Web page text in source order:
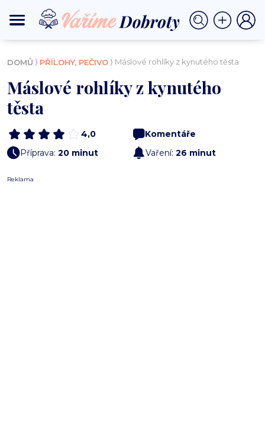
DOMŮ ⟩ PŘÍLOHY, PEČIVO ⟩ Máslové rohlíky z kynutého těsta
Máslové rohlíky z kynutého
těsta
4,0
Komentáře
Příprava: 20 minut Vaření: 26 minut
Reklama